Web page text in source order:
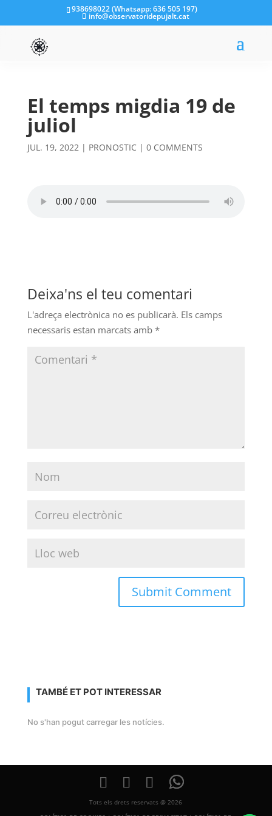
938698022 (Whatsapp: 636 505 197)
info@observatoridepujalt.cat
El temps migdia 19 de
juliol
JUL. 19, 2022| PRONOSTIC | 0 COMMENTS
Deixa'ns el teu comentari
L'adreça electrònica no es publicarà. Els camps
necessaris estan marcats amb *
TAMBÉ ET POT INTERESSAR
No s'han pogut carregar les notícies.
Tots els drets reservats @ 2026